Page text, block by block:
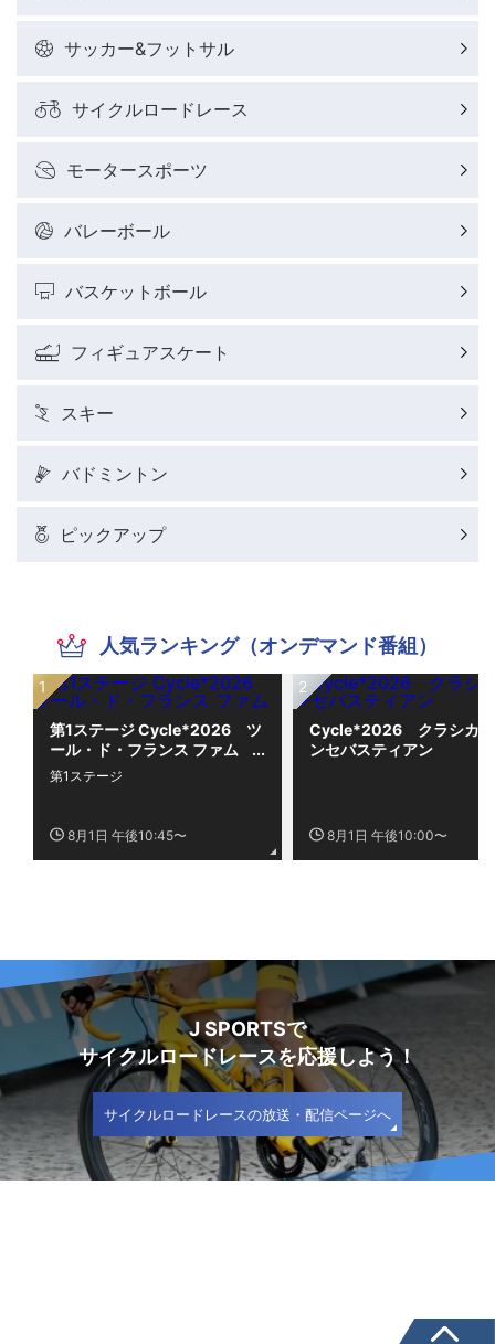
サッカー&フットサル
サイクルロードレース
モータースポーツ
バレーボール
バスケットボール
フィギュアスケート
スキー
バドミントン
ピックアップ
人気ランキング（オンデマンド番組）
第1ステージ Cycle*2026 ツ
ール・ド・フランス ファム
8月1日 午後10:45〜
第1ステージ
Cycle*2026 クラシカ
ンセバスティアン
8月1日 午後10:00〜
J SPORTSで
サイクルロードレースを応援しよう！
サイクルロードレースの放送・配信ページへ